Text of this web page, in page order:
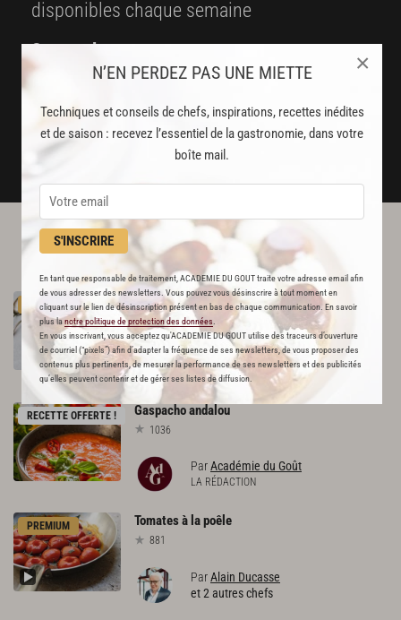
N’EN PERDEZ PAS UNE MIETTE
Techniques et conseils de chefs, inspirations, recettes inédites
et de saison : recevez l’essentiel de la gastronomie, dans votre
boîte mail.
S'INSCRIRE
En tant que responsable de traitement, ACADEMIE DU GOUT traite votre adresse email afin
de vous adresser des newsletters. Vous pouvez vous désinscrire à tout moment en
cliquant sur le lien de désinscription présent en bas de chaque communication. En savoir
plus lanotre politique de protection des données
En vous inscrivant, vous acceptez qu'ACADEMIE DU GOUT utilise des traceurs d’ouverture
de courriel (“pixels”) afin d’adapter la fréquence de ses newsletters, de vous proposer des
contenus plus pertinents, de mesurer la performance de ses newsletters et des publicités
qu’elles peuvent contenir et de gérer ses listes de diffusion.
×
disponibles chaque semaine
Stop pub
un service garanti sans publicité
JE M'ABONNE
DÉJÀ ABONNÉ(E) ? JE ME CONNECTE
L'ACADÉMIE DU GOÛT VOUS
RECOMMANDE
PREMIUM Gaspachotomate, pastèque
229
ParAcadémie du Goût
LA RÉDACTION
RECETTE OFFERTE ! Gaspachoandalou
1036
ParAcadémie du Goût
LA RÉDACTION
PREMIUM Tomatesà lapoêle
881
ParAlain Ducasse
et 2 autres chefs